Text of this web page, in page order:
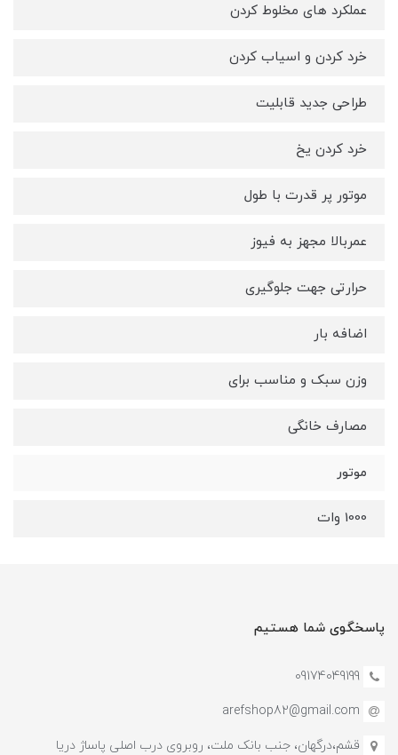
عملکرد های مخلوط کردن
خرد کردن و اسیاب کردن
طراحی جدید قابلیت
خرد کردن یخ
موتور پر قدرت با طول
عمربالا مجهز به فیوز
حرارتی جهت جلوگیری
اضافه بار
وزن سبک و مناسب برای
مصارف خانگی
موتور
1000 وات
پاسخگوی شما هستیم
09174049199
arefshop82@gmail.com
قشم،درگهان، جنب بانک ملت، روبروی درب اصلی پاساژ دریا